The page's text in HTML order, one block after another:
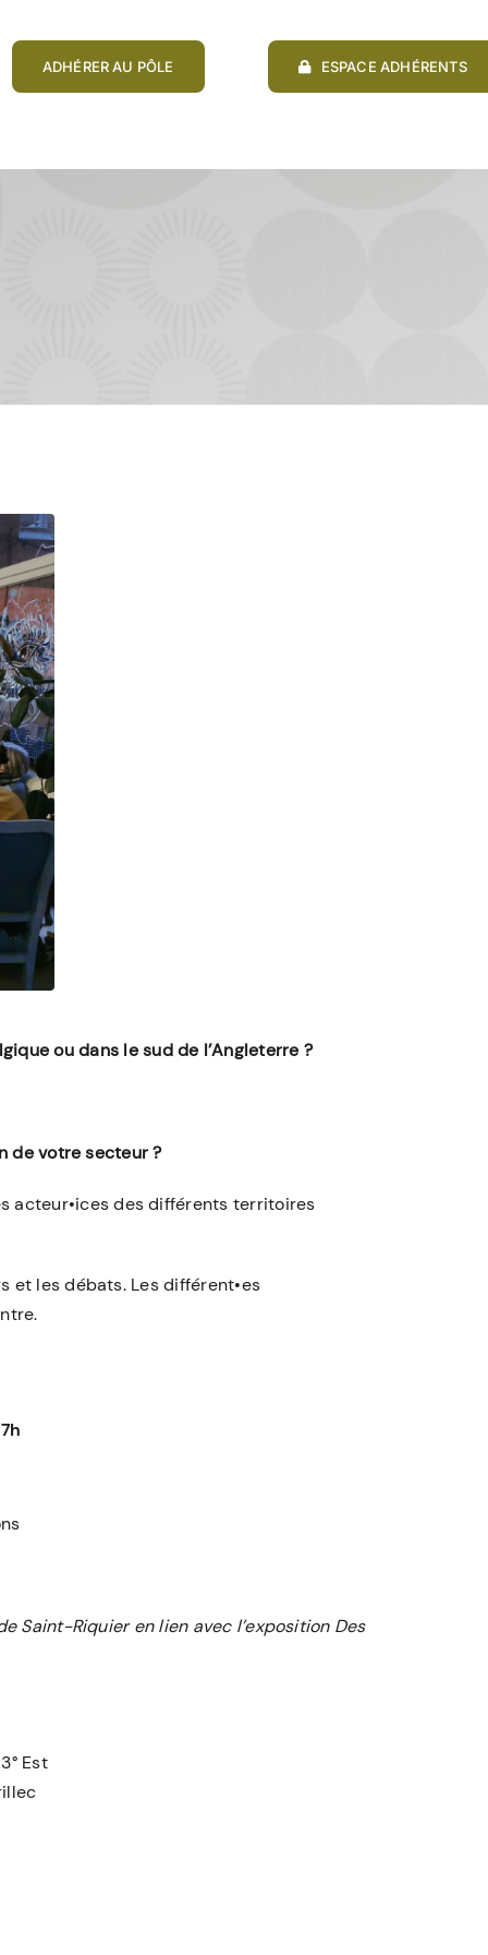
ADHÉRER AU PÔLE ESPACE ADHÉRENTS
ou dans le sud de l’Angleterre ?
de votre secteur ?
acteur•ices des différents territoires
et les débats. Les différent•es
Saint-Riquier en lien avec l’exposition Des
Est